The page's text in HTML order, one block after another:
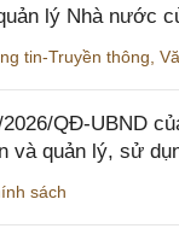
lý Nhà nước
tin-Truyền thông
QĐ-UBND
và quản lý, sử
sách